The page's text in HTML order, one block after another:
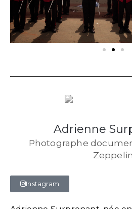
Adrienne
Photographe
Zeppelin
Instagram